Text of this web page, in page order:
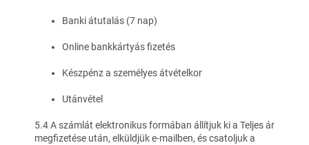
Banki átutalás (7 nap)
Online bankkártyás fizetés
Készpénz a személyes átvételkor
Utánvétel
5.4 A számlát elektronikus formában állítjuk ki a Teljes ár
megfizetése után, elküldjük e-mailben, és csatoljuk a